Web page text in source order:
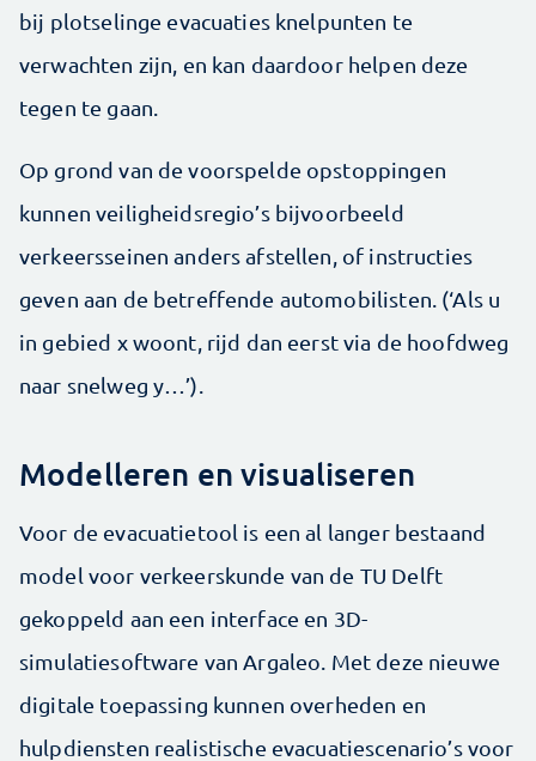
bij plotselinge evacuaties knelpunten te
verwachten zijn, en kan daardoor helpen deze
tegen te gaan.
Op grond van de voorspelde opstoppingen
kunnen veiligheidsregio’s bijvoorbeeld
verkeersseinen anders afstellen, of instructies
geven aan de betreffende automobilisten. (‘Als u
in gebied x woont, rijd dan eerst via de hoofdweg
naar snelweg y…’).
Modelleren en visualiseren
Voor de evacuatietool is een al langer bestaand
model voor verkeerskunde van de TU Delft
gekoppeld aan een interface en 3D-
simulatiesoftware van Argaleo. Met deze nieuwe
digitale toepassing kunnen overheden en
hulpdiensten realistische evacuatiescenario’s voor